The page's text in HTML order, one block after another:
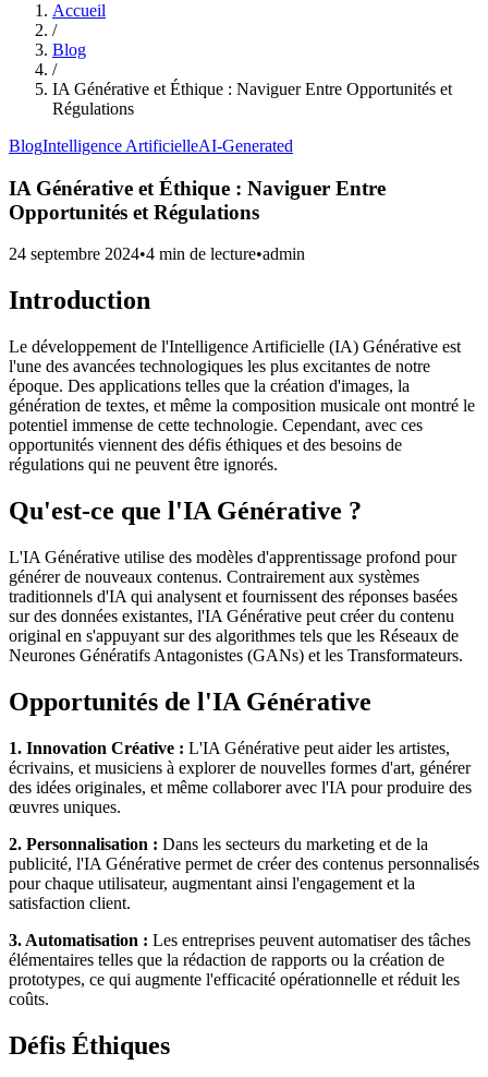
Accueil
/
Blog
/
IA Générative et Éthique : Naviguer Entre Opportunités et
Régulations
BlogIntelligence ArtificielleAI-Generated
IA Générative et Éthique : Naviguer Entre
Opportunités et Régulations
24 septembre 2024•4 min de lecture•admin
Introduction
Le développement de l'Intelligence Artificielle (IA) Générative est
l'une des avancées technologiques les plus excitantes de notre
époque. Des applications telles que la création d'images, la
génération de textes, et même la composition musicale ont montré le
potentiel immense de cette technologie. Cependant, avec ces
opportunités viennent des défis éthiques et des besoins de
régulations qui ne peuvent être ignorés.
Qu'est-ce que l'IA Générative ?
L'IA Générative utilise des modèles d'apprentissage profond pour
générer de nouveaux contenus. Contrairement aux systèmes
traditionnels d'IA qui analysent et fournissent des réponses basées
sur des données existantes, l'IA Générative peut créer du contenu
original en s'appuyant sur des algorithmes tels que les Réseaux de
Neurones Génératifs Antagonistes (GANs) et les Transformateurs.
Opportunités de l'IA Générative
1. Innovation Créative : L'IA Générative peut aider les artistes,
écrivains, et musiciens à explorer de nouvelles formes d'art, générer
des idées originales, et même collaborer avec l'IA pour produire des
œuvres uniques.
2. Personnalisation : Dans les secteurs du marketing et de la
publicité, l'IA Générative permet de créer des contenus personnalisés
pour chaque utilisateur, augmentant ainsi l'engagement et la
satisfaction client.
3. Automatisation : Les entreprises peuvent automatiser des tâches
élémentaires telles que la rédaction de rapports ou la création de
prototypes, ce qui augmente l'efficacité opérationnelle et réduit les
coûts.
Défis Éthiques